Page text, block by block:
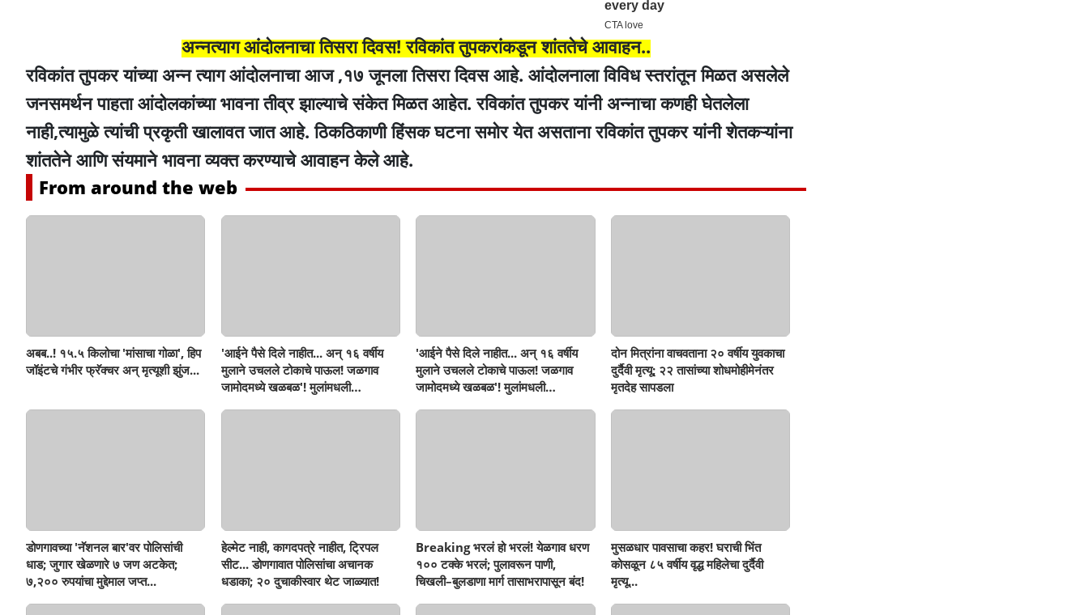
अन्नत्याग आंदोलनाचा तिसरा दिवस! रविकांत तुपकरांकडून शांततेचे आवाहन..
रविकांत तुपकर यांच्या अन्न त्याग आंदोलनाचा आज ,१७ जूनला तिसरा दिवस आहे. आंदोलनाला विविध स्तरांतून मिळत असलेले
जनसमर्थन पाहता आंदोलकांच्या भावना तीव्र झाल्याचे संकेत मिळत आहेत. रविकांत तुपकर यांनी अन्नाचा कणही घेतलेला
नाही,त्यामुळे त्यांची प्रकृती खालावत जात आहे. ठिकठिकाणी हिंसक घटना समोर येत असताना रविकांत तुपकर यांनी शेतकऱ्यांना
शांततेने आणि संयमाने भावना व्यक्त करण्याचे आवाहन केले आहे.
From around the web
अबब..! १५.५ किलोचा 'मांसाचा गोळा', हिप
जॉइंटचे गंभीर फ्रॅक्चर अन् मृत्यूशी झुंज...
'आईने पैसे दिले नाहीत... अन् १६ वर्षीय
मुलाने उचलले टोकाचे पाऊल! जळगाव
जामोदमध्ये खळबळ'! मुलांमधली
'आईने पैसे दिले नाहीत... अन् १६ वर्षीय
मुलाने उचलले टोकाचे पाऊल! जळगाव
जामोदमध्ये खळबळ'! मुलांमधली
दोन मित्रांना वाचवताना २० वर्षीय युवकाचा
दुर्दैवी मृत्यू; २२ तासांच्या शोधमोहीमेनंतर
मृतदेह सापडला
डोणगावच्या 'नॅशनल बार'वर पोलिसांची
धाड; जुगार खेळणारे ७ जण अटकेत;
७,२०० रुपयांचा मुद्देमाल जप्त...
हेल्मेट नाही, कागदपत्रे नाहीत, ट्रिपल
सीट... डोणगावात पोलिसांचा अचानक
धडाका; २० दुचाकीस्वार थेट जाळ्यात!
Breaking भरलं हो भरलं! येळगाव धरण
१०० टक्के भरलं; पुलावरून पाणी,
चिखली–बुलडाणा मार्ग तासाभरापासून बंद!
मुसळधार पावसाचा कहर! घराची भिंत
कोसळून ८५ वर्षीय वृद्ध महिलेचा दुर्दैवी
मृत्यू...